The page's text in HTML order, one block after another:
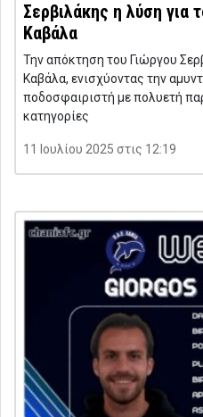
Σερβιλάκης η λύση για
Καβάλα
Την απόκτηση του Γιώργου
Καβάλα, ενισχύοντας την
ποδοσφαιριστή με πολυετή
κατηγορίες
11 Ιουλίου 2025 στις 12:19